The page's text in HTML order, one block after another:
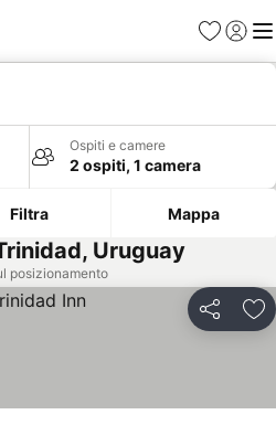
PreferitiAccedi
Ospiti e camere
2 ospiti, 1 camera
Filtra Mappa
Uruguay
posizionamento
Condividi